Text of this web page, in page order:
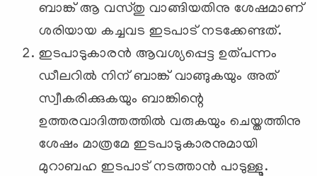
ബാങ്ക് ആ വസ്തു വാങ്ങിയതിനു ശേഷമാണ്
ശരിയായ കച്ചവട ഇടപാട് നടക്കേണ്ടത്.
ഇടപാടുകാരന്‍ ആവശ്യപ്പെട്ട ഉത്പന്നം
ഡീലറില്‍ നിന് ബാങ്ക് വാങ്ങുകയും അത്
സ്വീകരിക്കുകയും ബാങ്കിന്റെ
ഉത്തരവാദിത്തത്തില്‍ വരുകയും ചെയ്തത്തിനു
ശേഷം മാത്രമേ ഇടപാടുകാരനുമായി
മുറാബഹ ഇടപാട് നടത്താന്‍ പാടുള്ളൂ.